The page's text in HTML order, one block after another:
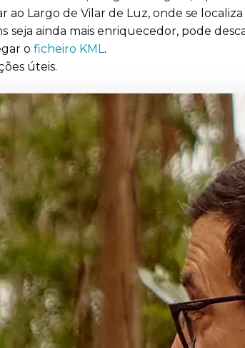
Largo de Vilar de Luz, onde se localiza
seja ainda mais enriquecedor, pode
o ficheiro KML.
úteis.